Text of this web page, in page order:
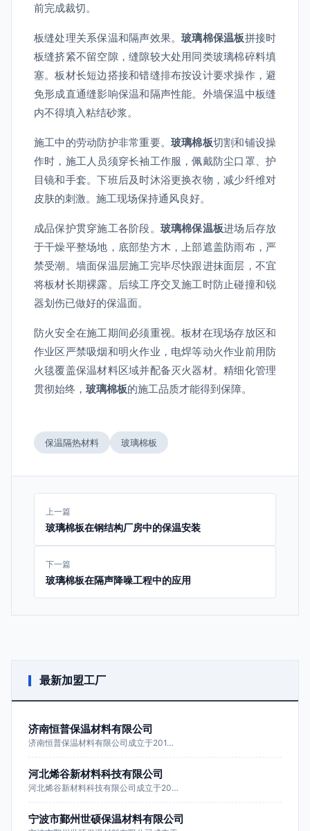
前完成裁切。
板缝处理关系保温和隔声效果。玻璃棉保温板拼接时
板缝挤紧不留空隙，缝隙较大处用同类玻璃棉碎料填
塞。板材长短边搭接和错缝排布按设计要求操作，避
免形成直通缝影响保温和隔声性能。外墙保温中板缝
内不得填入粘结砂浆。
施工中的劳动防护非常重要。 玻璃棉板切割和铺设操
作时，施工人员须穿长袖工作服，佩戴防尘口罩、护
目镜和手套。下班后及时沐浴更换衣物，减少纤维对
皮肤的刺激。施工现场保持通风良好。
成品保护贯穿施工各阶段。 玻璃棉保温板进场后存放
于干燥平整场地，底部垫方木，上部遮盖防雨布，严
禁受潮。墙面保温层施工完毕尽快跟进抹面层，不宜
将板材长期裸露。后续工序交叉施工时防止碰撞和锐
器划伤已做好的保温面。
防火安全在施工期间必须重视。板材在现场存放区和
作业区严禁吸烟和明火作业，电焊等动火作业前用防
火毯覆盖保温材料区域并配备灭火器材。精细化管理
贯彻始终， 玻璃棉板的施工品质才能得到保障。
保温隔热材料 玻璃棉板
上一篇
玻璃棉板在钢结构厂房中的保温安装
下一篇
玻璃棉板在隔声降噪工程中的应用
最新加盟工厂
济南恒普保温材料有限公司
济南恒普保温材料有限公司成立于201…
河北烯谷新材料科技有限公司
河北烯谷新材料科技有限公司成立于20…
宁波市鄞州世硕保温材料有限公司